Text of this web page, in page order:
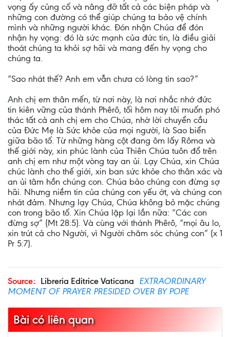
vọng ấy củng cố và nâng đỡ tất cả các biện pháp và
những con đường có thể giúp chúng ta bảo vệ chính
mình và những người khác. Đón nhận Chúa để đón
nhận hy vọng: đó là sức mạnh của đức tin, là điều giải
thoát chúng ta khỏi sợ hãi và mang đến hy vọng cho
chúng ta.
“Sao nhát thế? Anh em vẫn chưa có lòng tin sao?”
Anh chị em thân mến, từ nơi này, là nơi nhắc nhớ đức
tin kiên vững của thánh Phêrô, tối hôm nay tôi muốn phó
thác tất cả anh chị em cho Chúa, nhờ lời chuyển cầu
của Đức Mẹ là Sức khỏe của mọi người, là Sao biển
giữa bão tố. Từ những hàng cột đang ôm lấy Rôma và
thế giới này, xin phúc lành của Thiên Chúa tuôn đổ trên
anh chị em như một vòng tay an ủi. Lạy Chúa, xin Chúa
chúc lành cho thế giới, xin ban sức khỏe cho thân xác và
an ủi tâm hồn chúng con. Chúa bảo chúng con đừng sợ
hãi. Nhưng niềm tin của chúng con yếu ớt, và chúng con
nhát đảm. Nhưng lạy Chúa, Chúa không bỏ mặc chúng
con trong bão tố. Xin Chúa lặp lại lần nữa: “Các con
đừng sợ” (Mt 28:5). Và cùng với thánh Phêrô, “mọi âu lo,
xin trút cả cho Người, vì Người chăm sóc chúng con” (x 1
Pr 5:7).
Source: Libreria Editrice Vaticana EXTRAORDINARY
MOMENT OF PRAYER PRESIDED OVER BY POPE
Bài có liên quan